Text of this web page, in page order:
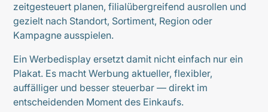
zeitgesteuert planen, filialübergreifend ausrollen und
gezielt nach Standort, Sortiment, Region oder
Kampagne ausspielen.
Ein Werbedisplay ersetzt damit nicht einfach nur ein
Plakat. Es macht Werbung aktueller, flexibler,
auffälliger und besser steuerbar — direkt im
entscheidenden Moment des Einkaufs.